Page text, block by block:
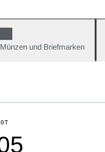
Münzen und Briefmarken